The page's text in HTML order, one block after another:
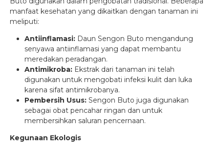
manfaat kesehatan yang dikaitkan dengan tanaman ini
meliputi:
Antiinflamasi: Daun Sengon Buto mengandung
senyawa antiinflamasi yang dapat membantu
meredakan peradangan.
Antimikroba: Ekstrak dari tanaman ini telah
digunakan untuk mengobati infeksi kulit dan luka
karena sifat antimikrobanya.
Pembersih Usus: Sengon Buto juga digunakan
sebagai obat pencahar ringan dan untuk
membersihkan saluran pencernaan.
Kegunaan Ekologis